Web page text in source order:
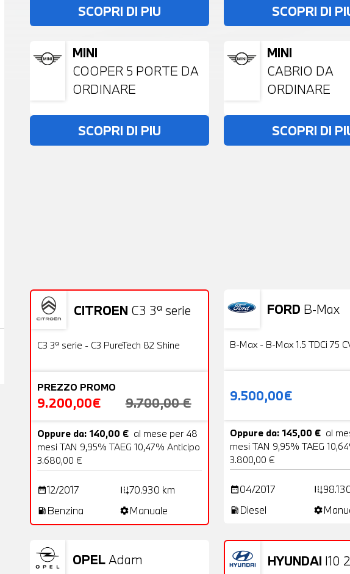
SCOPRI DI PIU SCOPRI DI
MINI
COOPER 5 PORTE DA
ORDINARE
SCOPRI DI PIU
MINI
CABRIO DA
ORDINARE
SCOPRI DI
CITROEN C3 3ª serie
OFFERTA
Usato 22 Foto
C3 3ª serie - C3 PureTech 82 Shine
PREZZO PROMO
9.200,00€ 9.700,00 €
Oppure da: 140,00 € al mese per 48
mesi TAN 9,95% TAEG 10,47% Anticipo
3.680,00 €
date_range12/2017 add_road70.930 km
local_gas_station Benzina settingsManuale
FORD B-Max
Usato
B-Max - B-Max 1.5 TDCi 75
9.500,00€
Oppure da: 145,00 € al
mesi TAN 9,95% TAEG
3.800,00 €
date_range04/2017 add_road
local_gas_station Diesel settings
OPELAdam
Usato HYUNDAI I10
Usato